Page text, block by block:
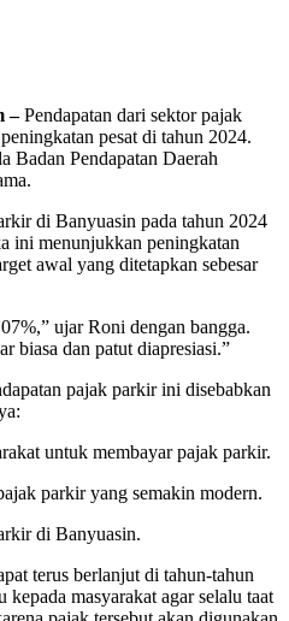
–Pendapatan dari sektor pajak
pesat di tahun 2024.
Badan Pendapatan Daerah
di Banyuasin pada tahun 2024
ini menunjukkan peningkatan
awal yang ditetapkan sebesar
ujar Roni dengan bangga.
biasa dan patut diapresiasi.”
pajak parkir ini disebabkan
untuk membayar pajak parkir.
parkir yang semakin modern.
di Banyuasin.
terus berlanjut di tahun-tahun
masyarakat agar selalu taat